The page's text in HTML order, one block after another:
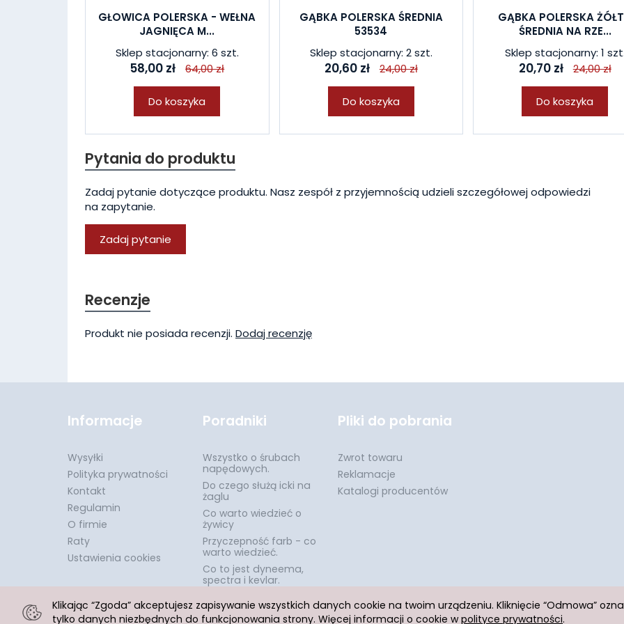
GŁOWICA POLERSKA - WEŁNA
JAGNIĘCA M...
Sklep stacjonarny: 6 szt.
58,00 zł 64,00 zł
Do koszyka
GĄBKA POLERSKA ŚREDNIA
53534
Sklep stacjonarny: 2 szt.
20,60 zł 24,00 zł
Do koszyka
GĄBKA POLERSKA
ŚREDNIA NA RZE...
Sklep stacjonarny: 1
20,70 zł 24,00 zł
Do koszyka
Pytania do produktu
Zadaj pytanie dotyczące produktu. Nasz zespół z przyjemnością udzieli szczegółowej odpowiedzi
na zapytanie.
Zadaj pytanie
Recenzje
Produkt nie posiada recenzji. Dodaj recenzję
Informacje
Wysyłki
Polityka prywatności
Kontakt
Regulamin
O firmie
Raty
Ustawienia cookies
Poradniki
Wszystko o śrubach
napędowych.
Do czego służą icki na
żaglu
Co warto wiedzieć o
żywicy
Przyczepność farb - co
warto wiedzieć.
Co to jest dyneema,
spectra i kevlar.
Pliki do pobrania
Zwrot towaru
Reklamacje
Katalogi producentów
Klikając “Zgoda” akceptujesz zapisywanie wszystkich danych cookie na twoim urządzeniu. Kliknięcie “Odmowa”
tylko danych niezbędnych do funkcjonowania strony. Więcej informacji o cookie wpolityce prywatności.